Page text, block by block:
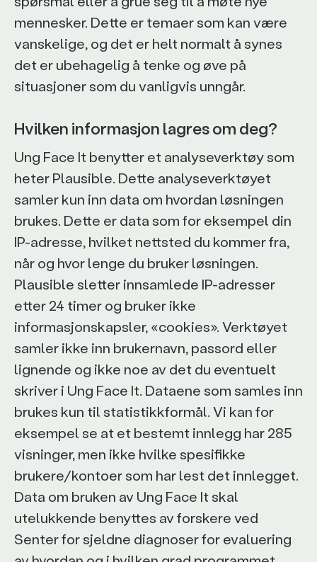
mennesker. Dette er temaer som kan være
vanskelige, og det er helt normalt å synes
det er ubehagelig å tenke og øve på
situasjoner som du vanligvis unngår.
Hvilken informasjon lagres om deg?
Ung Face It benytter et analyseverktøy som
heter Plausible. Dette analyseverktøyet
samler kun inn data om hvordan løsningen
brukes. Dette er data som for eksempel din
IP-adresse, hvilket nettsted du kommer fra,
når og hvor lenge du bruker løsningen.
Plausible sletter innsamlede IP-adresser
etter 24 timer og bruker ikke
informasjonskapsler, «cookies». Verktøyet
samler ikke inn brukernavn, passord eller
lignende og ikke noe av det du eventuelt
skriver i Ung Face It. Dataene som samles inn
brukes kun til statistikkformål. Vi kan for
eksempel se at et bestemt innlegg har 285
visninger, men ikke hvilke spesifikke
brukere/kontoer som har lest det innlegget.
Data om bruken av Ung Face It skal
utelukkende benyttes av forskere ved
Senter for sjeldne diagnoser for evaluering